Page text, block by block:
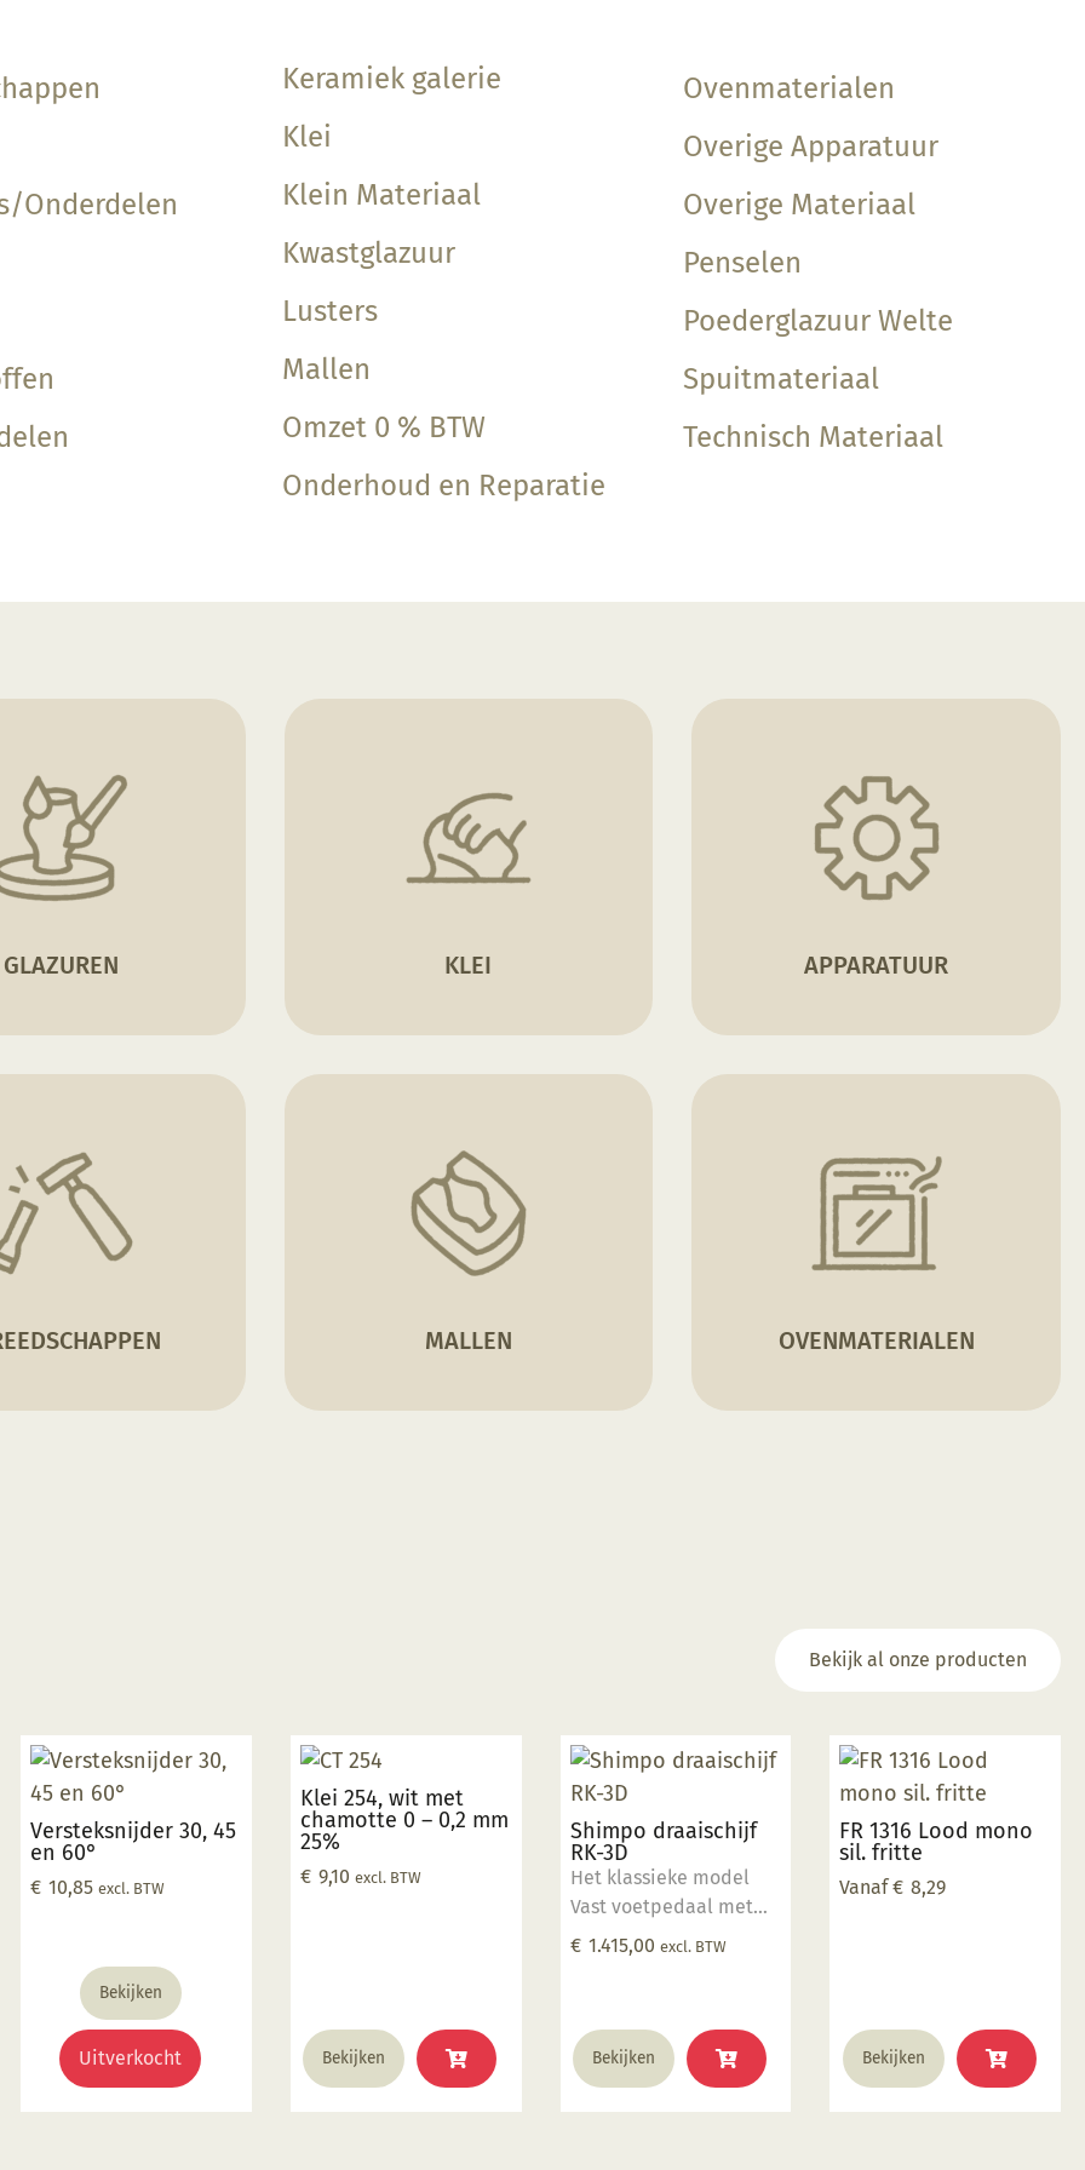
Onderdelen
Keramiek galerie
Klei
Klein Materiaal
Kwastglazuur
Lusters
Mallen
Omzet 0 % BTW
Onderhoud en Reparatie
Ovenmaterialen
Overige Apparatuur
Overige Materiaal
Penselen
Poederglazuur Welte
Spuitmateriaal
Technisch Materiaal
GLAZUREN KLEI APPARATUUR
MALLEN OVENMATERIALEN
Bekijk al onze producten
Versteksnijder 30, 45
en 60°
€ 10,85 excl. BTW
Bekijken
Uitverkocht
Klei 254, wit met
chamotte 0 – 0,2 mm
25%
€ 9,10 excl. BTW
Bekijken
Shimpo draaischijf
RK-3D
Het klassieke model
Vast voetpedaal met
hendel Direct Drive
draaigewicht Op dit
product krijgt u 2 jaar
garantie.
€ 1.415,00 excl. BTW
Bekijken
FR 1316 Lood mono
sil. fritte
Vanaf € 8,29
Bekijken
Dit
product
heeft